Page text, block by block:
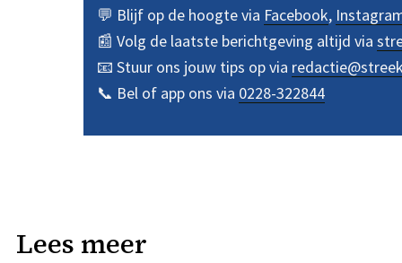
💬 Blijf op de hoogte via Facebook,
📰 Volg de laatste berichtgeving altijd via
📧 Stuur ons jouw tips op via
📞 Bel of app ons via 0228-322844
Lees meer